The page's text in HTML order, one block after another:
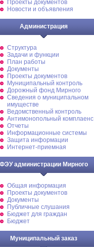
Проекты документов
Новости и объявления
Администрация
Структура
Задачи и функции
План работы
Документы
Проекты документов
Муниципальный контроль
Дорожный фонд Мирного
Cведения о муниципальном
имуществе
Ведомственный контроль
Антимонопольный комплаенс
Отчеты
Информационные системы
Защита информации
Интернет-приемная
ФЭУ администрации Мирного
Общая информация
Проекты документов
Документы
Публичные слушания
Бюджет для граждан
Бюджет
Муниципальный заказ